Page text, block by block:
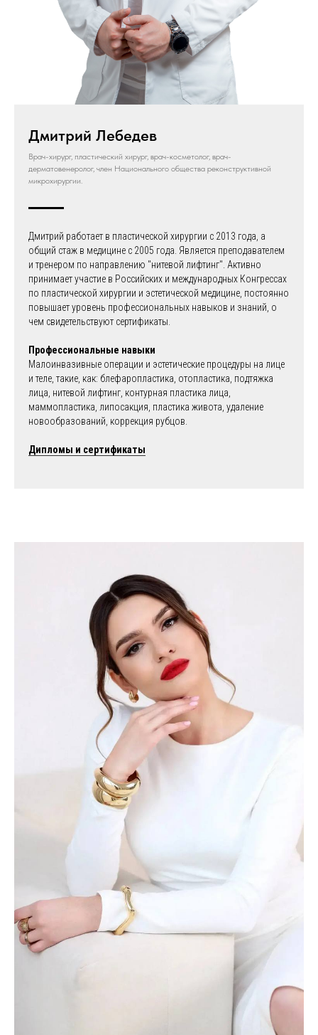
Дмитрий Лебедев
Врач-хирург, пластический хирург, врач-косметолог, врач-
дерматовенеролог, член Национального общества реконструктивной
микрохирургии.
Дмитрий работает в пластической хирургии c 2013 года, а
общий стаж в медицине с 2005 года. Является преподавателем
и тренером по направлению "нитевой лифтинг". Активно
принимает участие в Российских и международных Конгрессах
по пластической хирургии и эстетической медицине, постоянно
повышает уровень профессиональных навыков и знаний, о
чем свидетельствуют сертификаты.
Профессиональные навыки
Малоинвазивные операции и эстетические процедуры на лице
и теле, такие, как: блефаропластика, отопластика, подтяжка
лица, нитевой лифтинг, контурная пластика лица,
маммопластика, липосакция, пластика живота, удаление
новообразований, коррекция рубцов.
Дипломы и сертификаты